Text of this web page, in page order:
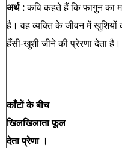
अर्थ :कवि कहते हैं कि फागुन का
है। वह व्यक्ति के जीवन में खुशियों
हँसी-खुशी जीने की प्रेरणा देता है।
काँटों के बीच
खिलखिलाता फूल
देता प्रेणा ।